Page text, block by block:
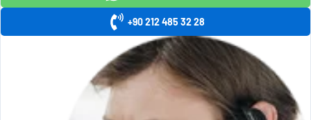
+90 212 485 32 28